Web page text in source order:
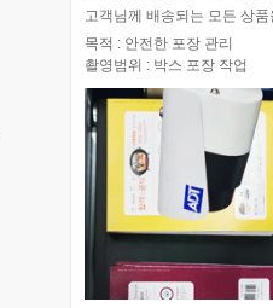
고객님께 배송되는 모든 상
목적 : 안전한 포장 관리
촬영범위 : 박스 포장 작업